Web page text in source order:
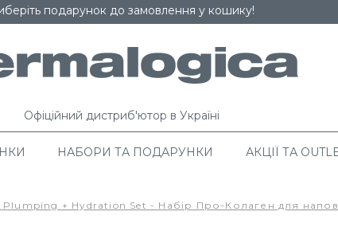
подарунок до замовлення у кошику!
Офіційний дистриб'ютор в Україні
НАБОРИ ТА ПОДАРУНКИ АКЦІЇ ТА
+ Hydration Set - Набір Про-Колаген для